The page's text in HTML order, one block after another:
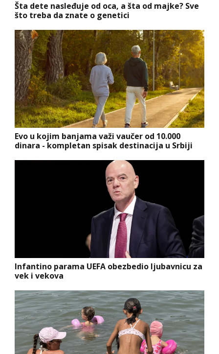
Šta dete nasleđuje od oca, a šta od majke? Sve
što treba da znate o genetici
Evo u kojim banjama važi vaučer od 10.000
dinara - kompletan spisak destinacija u Srbiji
Infantino parama UEFA obezbedio ljubavnicu za
vek i vekova